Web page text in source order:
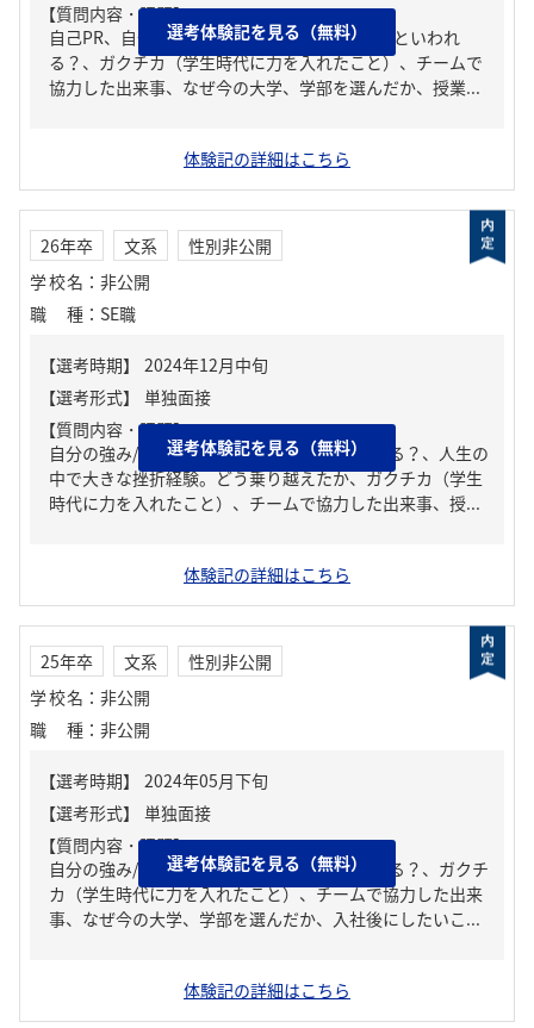
【質問内容・課題】
自己PR、自分の強み/弱み、周りからどんな人といわれ
る？、ガクチカ（学生時代に力を入れたこと）、チームで
協力した出来事、なぜ今の大学、学部を選んだか、授業...
選考体験記を見る（無料）
体験記の詳細はこちら
26年卒 文系
性別非公開
学校名 ： 非公開
職種 ： SE職
【質問内容・課題】
自分の強み/弱み、周りからどんな人といわれる？、人生の
中で大きな挫折経験。どう乗り越えたか、ガクチカ（学生
時代に力を入れたこと）、チームで協力した出来事、授...
選考体験記を見る（無料）
体験記の詳細はこちら
25年卒 文系
性別非公開
学校名 ： 非公開
職種 ： 非公開
【質問内容・課題】
自分の強み/弱み、周りからどんな人といわれる？、ガクチ
カ（学生時代に力を入れたこと）、チームで協力した出来
事、なぜ今の大学、学部を選んだか、入社後にしたいこ...
選考体験記を見る（無料）
体験記の詳細はこちら